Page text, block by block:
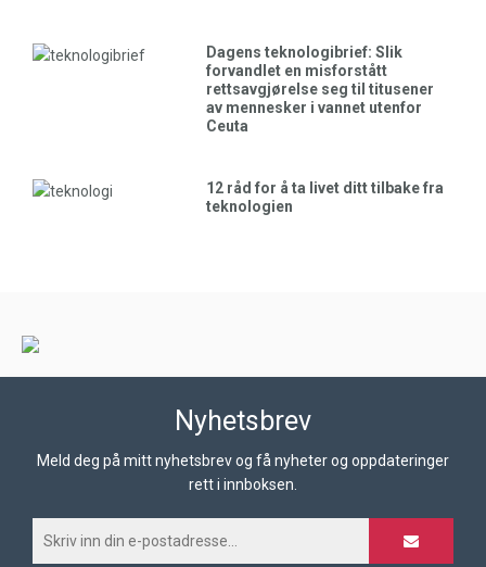
Dagens teknologibrief: Slik
forvandlet en misforstått
rettsavgjørelse seg til titusener
av mennesker i vannet utenfor
Ceuta
12 råd for å ta livet ditt tilbake fra
teknologien
Nyhetsbrev
Meld deg på mitt nyhetsbrev og få nyheter og oppdateringer
rett i innboksen.